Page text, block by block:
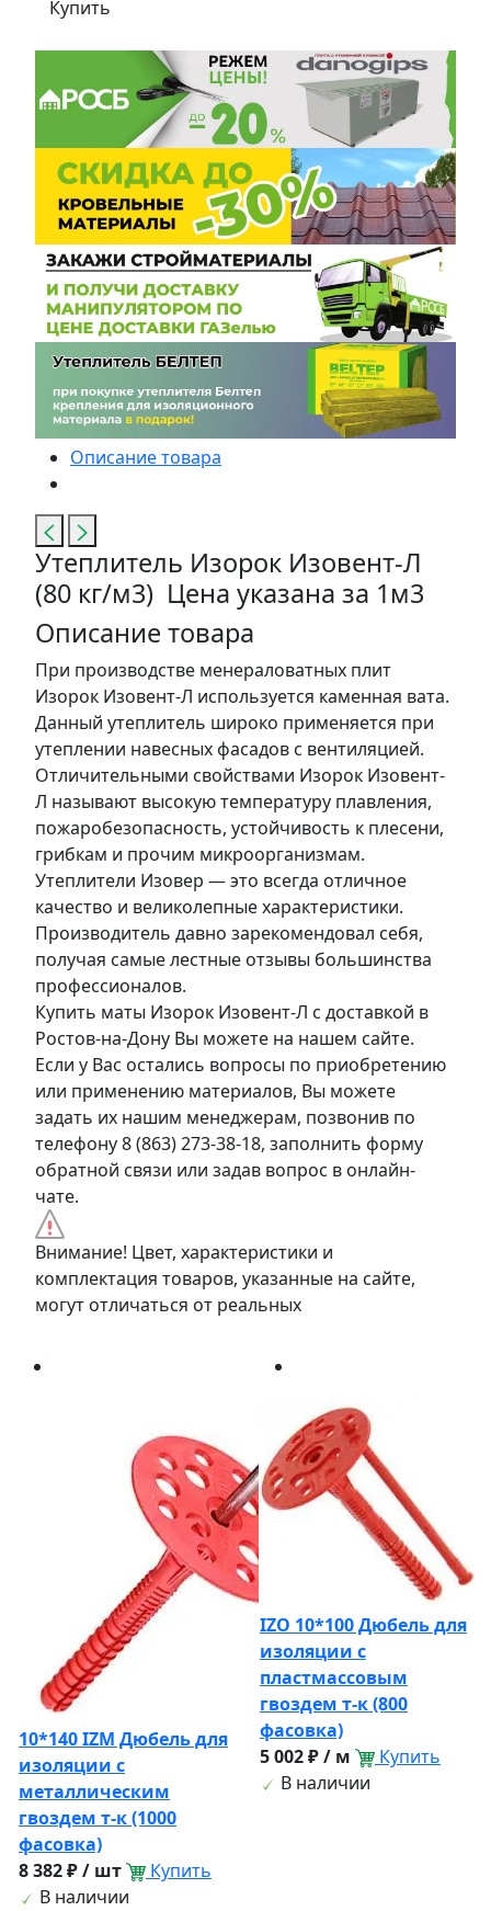
Купить
Описание товара
Утеплитель Изорок Изовент-Л
(80 кг/м3) Цена указана за 1м3
Описание товара
При производстве менераловатных плит
Изорок Изовент-Л используется каменная вата.
Данный утеплитель широко применяется при
утеплении навесных фасадов с вентиляцией.
Отличительными свойствами Изорок Изовент-
Л называют высокую температуру плавления,
пожаробезопасность, устойчивость к плесени,
грибкам и прочим микроорганизмам.
Утеплители Изовер — это всегда отличное
качество и великолепные характеристики.
Производитель давно зарекомендовал себя,
получая самые лестные отзывы большинства
профессионалов.
Купить маты Изорок Изовент-Л с доставкой в
Ростов-на-Дону Вы можете на нашем сайте.
Если у Вас остались вопросы по приобретению
или применению материалов, Вы можете
задать их нашим менеджерам, позвонив по
телефону 8 (863) 273-38-18, заполнить форму
обратной связи или задав вопрос в онлайн-
чате.
Внимание! Цвет, характеристики и
комплектация товаров, указанные на сайте,
могут отличаться от реальных
10*140 IZМ Дюбель для
изоляции с
металлическим
гвоздем т-к (1000
фасовка)
8 382 ₽ / шт
Купить
В наличии
IZO 10*100 Дюбель для
изоляции с
пластмассовым
гвоздем т-к (800
фасовка)
5 002 ₽ / м
Купить
В наличии